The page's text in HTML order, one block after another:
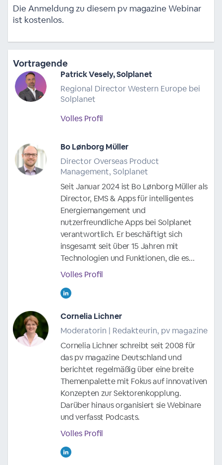
Die Anmeldung zu diesem pv magazine Webinar
ist kostenlos.
Vortragende
Patrick Vesely, Solplanet
Regional Director Western Europe bei
Solplanet
Volles Profil
Bo Lønborg Müller
Director Overseas Product
Management, Solplanet
Seit Januar 2024 ist Bo Lønborg Müller als
Director, EMS & Apps für intelligentes
Energiemangement und
nutzerfreundliche Apps bei Solplanet
verantwortlich. Er beschäftigt sich
insgesamt seit über 15 Jahren mit
Technologien und Funktionen, die es...
Volles Profil
Cornelia Lichner
Moderatorin | Redakteurin, pv magazine
Cornelia Lichner schreibt seit 2008 für
das pv magazine Deutschland und
berichtet regelmäßig über eine breite
Themenpalette mit Fokus auf innovativen
Konzepten zur Sektorenkopplung.
Darüber hinaus organisiert sie Webinare
und verfasst Podcasts.
Volles Profil